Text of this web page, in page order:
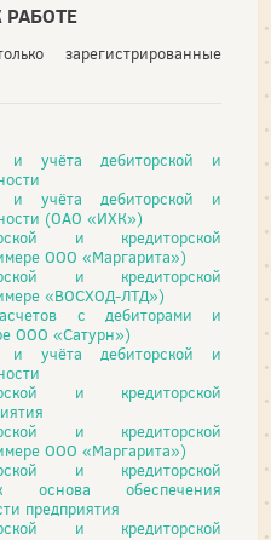
зарегистрированные
и учёта дебиторской и
и учёта дебиторской и
(ОАО «ИХК»)
и кредиторской
ООО «Маргарита»)
и кредиторской
«ВОСХОД-ЛТД»)
с дебиторами и
ООО «Сатурн»)
и учёта дебиторской и
и кредиторской
и кредиторской
ООО «Маргарита»)
и кредиторской
основа обеспечения
предприятия
и кредиторской